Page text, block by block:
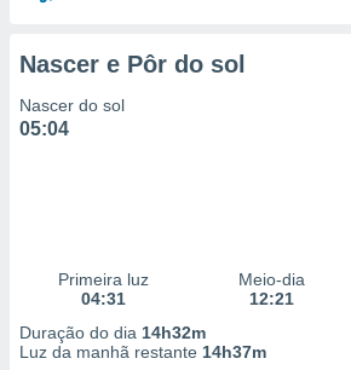
Nascer e Pôr do sol
Nascer do sol
05:04
Primeira luz
04:31
Meio-dia
12:21
Duração do dia 14h32m
Luz da manhã restante 14h37m